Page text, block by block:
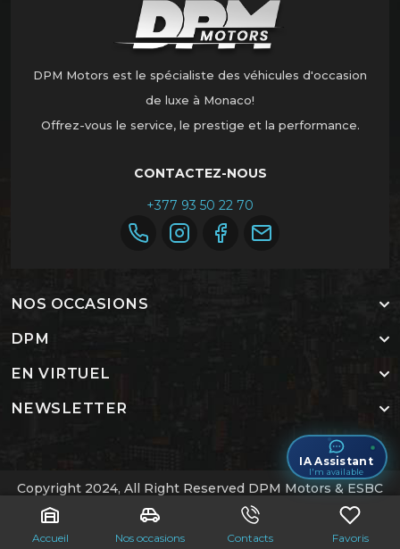
Accueil Nos occasions Contacts Favoris
DPM Motors est le spécialiste des véhicules d'occasion
de luxe à Monaco!
Offrez-vous le service, le prestige et la performance.
CONTACTEZ-NOUS
+377 93 50 22 70
NOS OCCASIONS
DPM
EN VIRTUEL
NEWSLETTER
Copyright 2024, All Right Reserved DPM Motors & ESBC
Accueil
Contactez-nous
IA Assistant
I'm available